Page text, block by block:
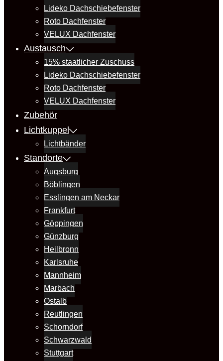
Lideko Dachschiebefenster
Roto Dachfenster
VELUX Dachfenster
Austausch
15% staatlicher Zuschuss
Lideko Dachschiebefenster
Roto Dachfenster
VELUX Dachfenster
Zubehör
Lichtkuppel
Lichtbänder
Standorte
Augsburg
Böblingen
Esslingen am Neckar
Frankfurt
Göppingen
Günzburg
Heilbronn
Karlsruhe
Mannheim
Marbach
Ostalb
Reutlingen
Schorndorf
Schwarzwald
Stuttgart